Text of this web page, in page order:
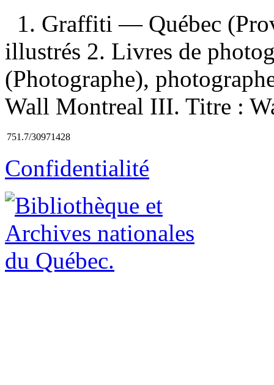
1. Graffiti — Québec
illustrés 2. Livres de
(Photographe),
Wall Montreal III. Titre :
751.7/30971428
Confidentialité